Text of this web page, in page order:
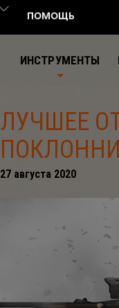
ИНСТРУМЕНТЫ
27 августа 2020
ЛУЧШЕЕ